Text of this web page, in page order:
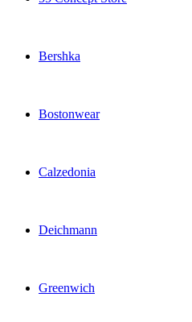
Bershka
Bostonwear
Calzedonia
Deichmann
Greenwich